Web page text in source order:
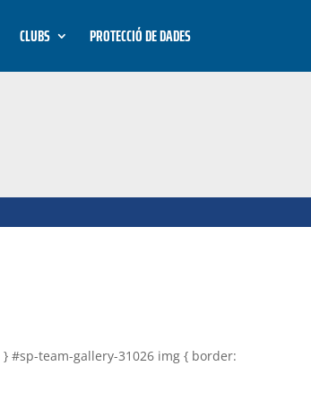
CLUBS PROTECCIÓ DE DADES
#sp-team-gallery-31026 img { border: